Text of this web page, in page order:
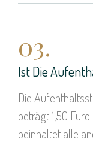
03.
Ist Die
Die
beträgt 1,50
beinhaltet alle